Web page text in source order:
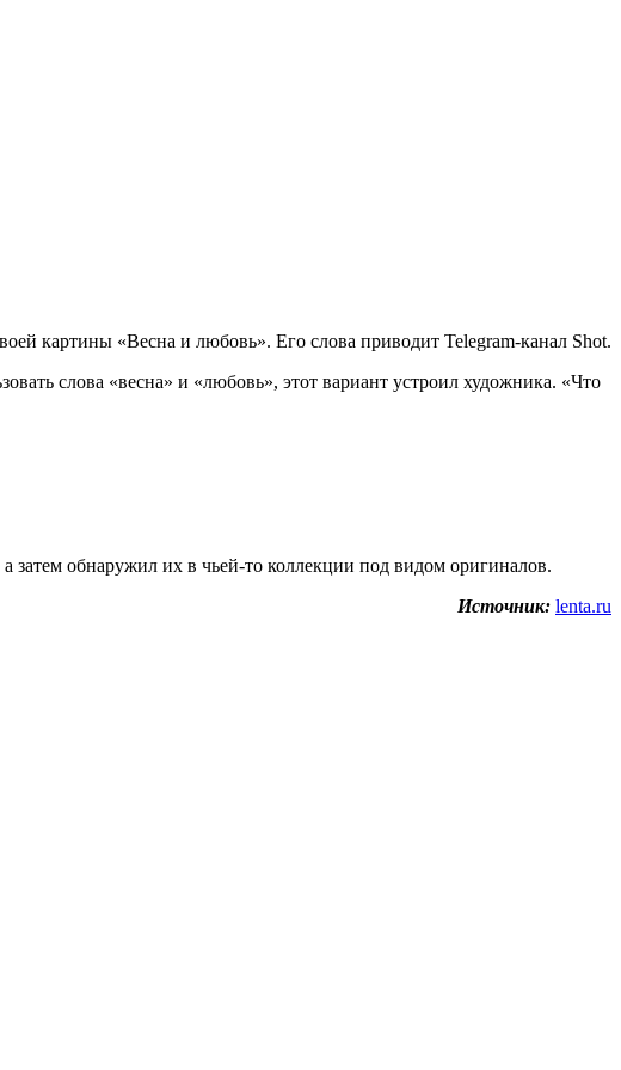
картины «Весна и любовь». Его слова приводит Telegram-канал Shot.
слова «весна» и «любовь», этот вариант устроил художника. «Что
затем обнаружил их в чьей-то коллекции под видом оригиналов.
Источник: lenta.ru